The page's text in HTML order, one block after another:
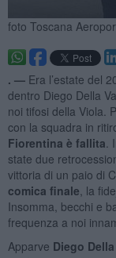
foto Toscana
. — Era l’estate del
dentro Diego Della
noi tifosi della Viola.
con la squadra in
Fiorentina è fallita
state due
vittoria di un paio di
comica finale , la
Insomma, becchi e
frequenza a noi
Apparve Diego